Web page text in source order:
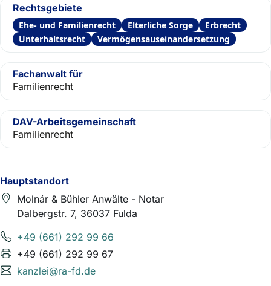
Hauptstandort
Molnár & Bühler Anwälte - Notar
Dalbergstr. 7, 36037 Fulda
+49 (661) 292 99 66
+49 (661) 292 99 67
kanzlei@ra-fd.de
Rechtsgebiete
Ehe- und Familienrecht Elterliche Sorge
Erbrecht
Unterhaltsrecht
Vermögensauseinandersetzung
Fachanwalt für
Familienrecht
DAV-Arbeitsgemeinschaft
Familienrecht